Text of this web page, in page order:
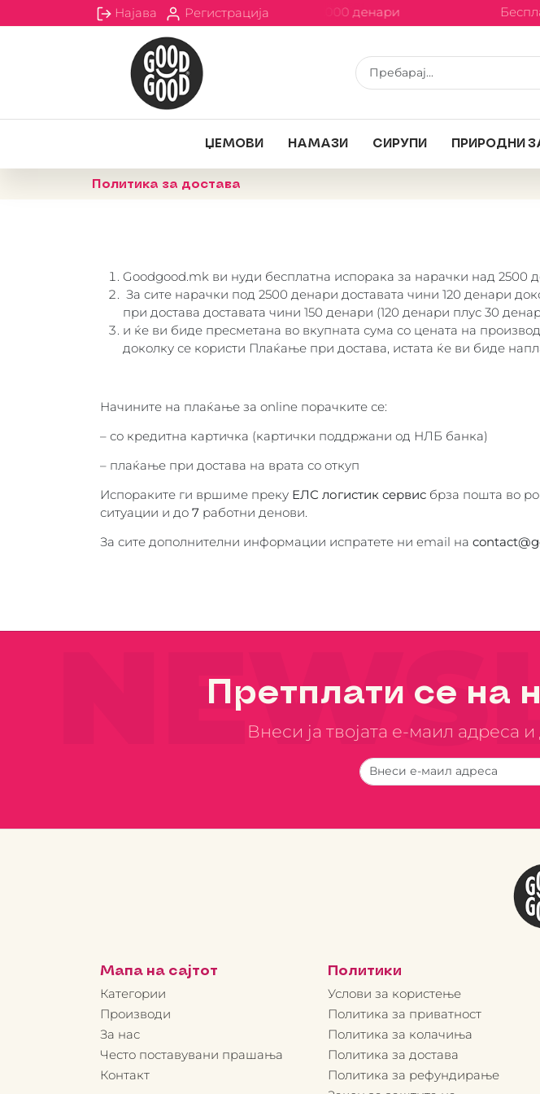
Најава Регистрација
Бесплатна испорака за сите нарачки над 2000 денари
ЏЕМOВИ НАМАЗИ СИРУПИ ПРИРОДНИ
Политика за достава
Goodgood.mk ви нуди бесплатна испорака за нарачки над 2500
За сите нарачки под 2500 денари доставата чини 120 денари
при достава доставата чини 150 денари (120 денари плус 30
и ќе ви биде пресметана во вкупната сума со цената на
доколку се користи Плаќање при достава, истата ќе ви биде
Начините на плаќање за online порачките се:
– со кредитна картичка (картички поддржани од НЛБ банка)
– плаќање при достава на врата со откуп
Испораките ги вршиме преку ЕЛС логистик сервис брза пошта во
ситуации и до 7 работни денови.
За сите дополнителни информации испратете ни email на
Претплати се
Внеси ја твојата е-маил адреса
Мапа на сајтот
Категории
Производи
За нас
Често поставувани прашања
Контакт
Политики
Услови за користење
Политика за приватност
Политика за колачиња
Политика за достава
Политика за рефундирање